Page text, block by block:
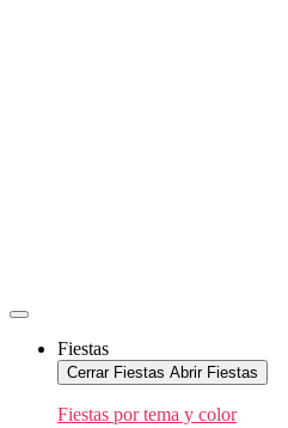
Fiestas
Cerrar Fiestas Abrir Fiestas
Fiestas por tema y color